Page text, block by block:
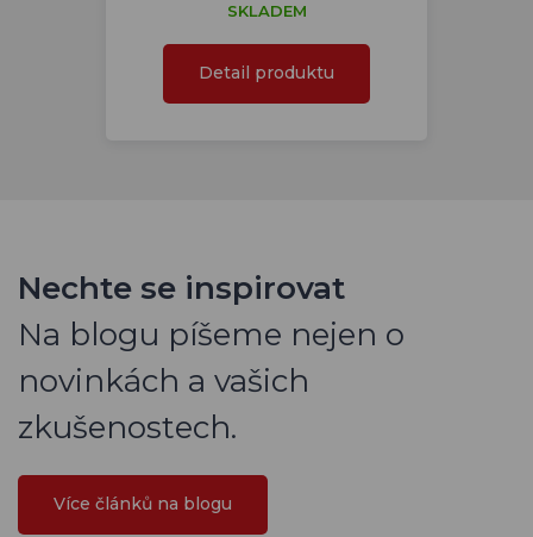
SKLADEM
Detail produktu
Nechte se inspirovat
Na blogu píšeme nejen o
novinkách a vašich
zkušenostech.
Více článků na blogu